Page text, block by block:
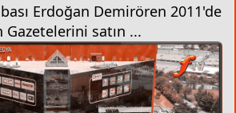
Erdoğan Demirören 2011'de
satın ...